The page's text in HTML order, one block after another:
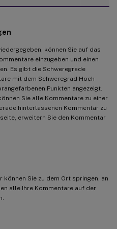
können Sie auf das
einzugeben und einen
Es gibt die Schweregrade
mit dem Schweregrad Hoch
Punkten angezeigt.
Sie alle Kommentare zu einer
hinterlassenen Kommentar zu
erweitern Sie den Kommentar
Sie zu dem Ort springen, an
alle Ihre Kommentare auf der